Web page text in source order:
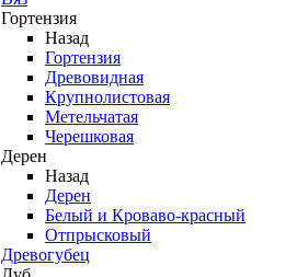
Гортензия
Назад
Гортензия
Древовидная
Крупнолистовая
Метельчатая
Черешковая
Дерен
Назад
Дерен
Белый и Кроваво-красный
Отпрысковый
Древогубец